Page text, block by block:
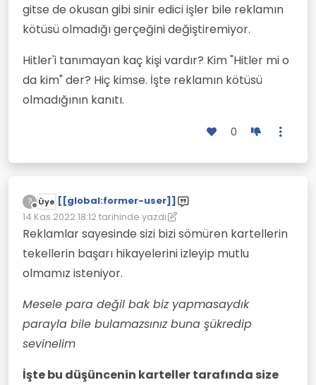
gitse de okusan gibi sinir edici işler bile reklamın
kötüsü olmadığı gerçeğini değiştiremiyor.
Hitler'i tanımayan kaç kişi vardır? Kim "Hitler mi o
da kim" der? Hiç kimse. İşte reklamın kötüsü
olmadığının kanıtı.
0
?
Çevrimdışı
Üye [[global:former-user]]
14 Kas 2022 18:12tarihinde yazdı
Son düzenleyen: [[global:former-user]]
Reklamlar sayesinde sizi bizi sömüren kartellerin
tekellerin başarı hikayelerini izleyip mutlu
olmamız isteniyor.
Mesele para değil bak biz yapmasaydık
parayla bile bulamazsınız buna şükredip
sevinelim
İşte bu düşüncenin karteller tarafında size